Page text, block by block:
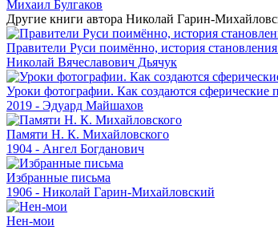
Михаил Булгаков
Другие книги автора Николай Гарин-
Правители Руси поимённо, история становления
Николай Вячеславович Дьячук
Уроки фотографии. Как создаются сферические
2019 - Эдуард Майшахов
Памяти Н. К. Михайловского
1904 - Ангел Богданович
Избранные письма
1906 - Николай Гарин-Михайловский
Нен-мои